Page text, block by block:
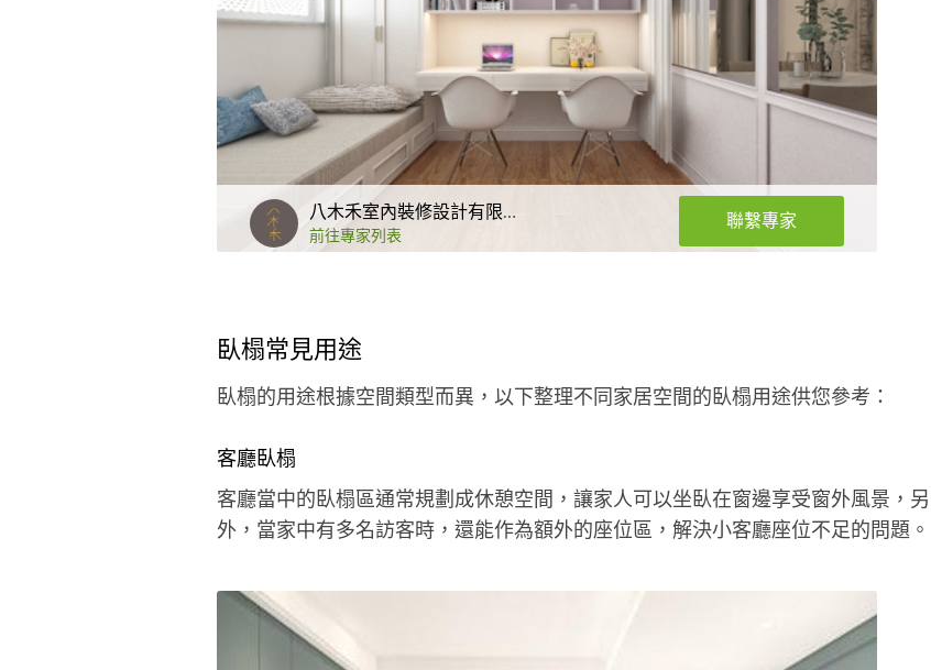
八木禾室內裝修設計有限公司
前往專家列表
聯繫專家
臥榻常見用途
臥榻的用途根據空間類型而異，以下整理不同家居空間的臥榻用途供您參考：
客廳臥榻
客廳當中的臥榻區通常規劃成休憩空間，讓家人可以坐臥在窗邊享受窗外風景，另
外，當家中有多名訪客時，還能作為額外的座位區，解決小客廳座位不足的問題。